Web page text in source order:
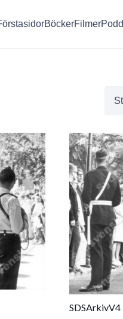
BöckerFilmerPodd
SDSArkivV4